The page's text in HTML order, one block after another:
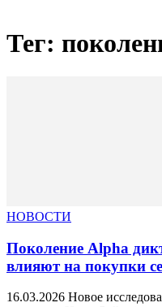
Тег:
НОВОСТИ
Поколение Alpha
влияют на покупки
16.03.2026 Новое